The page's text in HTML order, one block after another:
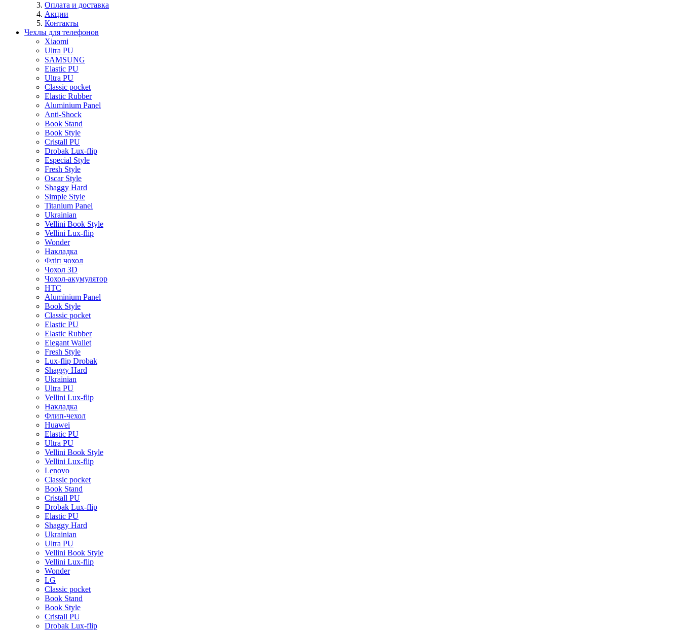
Оплата и доставка
Акции
Контакты
Чехлы для телефонов
Xiaomi
Ultra PU
SAMSUNG
Elastic PU
Ultra PU
Classic pocket
Elastic Rubber
Aluminium Panel
Anti-Shock
Book Stand
Book Style
Cristall PU
Drobak Lux-flip
Especial Style
Fresh Style
Oscar Style
Shaggy Hard
Simple Style
Titanium Panel
Ukrainian
Vellini Book Style
Vellini Lux-flip
Wonder
Накладка
Фліп чохол
Чохол 3D
Чохол-акумулятор
HTC
Aluminium Panel
Book Style
Classic pocket
Elastic PU
Elastic Rubber
Elegant Wallet
Fresh Style
Lux-flip Drobak
Shaggy Hard
Ukrainian
Ultra PU
Vellini Lux-flip
Накладка
Флип-чехол
Huawei
Elastic PU
Ultra PU
Vellini Book Style
Vellini Lux-flip
Lenovo
Classic pocket
Book Stand
Cristall PU
Drobak Lux-flip
Elastic PU
Shaggy Hard
Ukrainian
Ultra PU
Vellini Book Style
Vellini Lux-flip
Wonder
LG
Classic pocket
Book Stand
Book Style
Cristall PU
Drobak Lux-flip